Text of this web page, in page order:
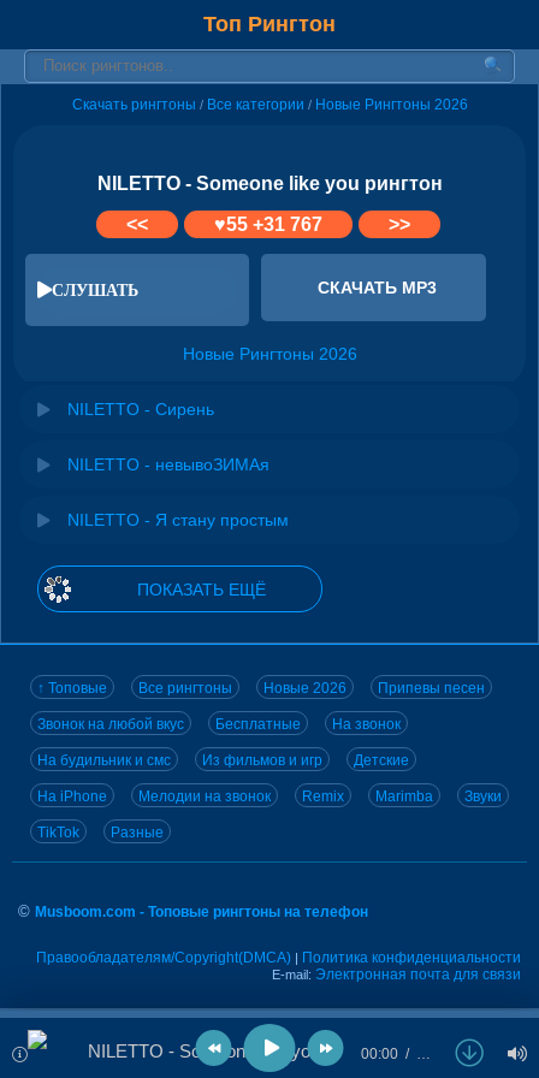
Топ Рингтон
Скачать рингтоны / Все категории / Новые Рингтоны 2026
NILETTO - Someone like you рингтон
<<
♥55 +31 767 >>
СЛУШАТЬ СКАЧАТЬ MP3
Новые Рингтоны 2026
NILETTO - Сирень
NILETTO - невывоЗИМАя
NILETTO - Я стану простым
ПОКАЗАТЬ ЕЩЁ
↑ Топовые Все рингтоны Новые 2026 Припевы песен
Звонок на любой вкус Бесплатные На звонок
На будильник и смс Из фильмов и игр Детские
На iPhone Мелодии на звонок Remix Marimba Звуки
TikTok Разные
© Musboom.com - Топовые рингтоны на телефон
Правообладателям/Copyright(DMCA) | Политика конфиденциальности
E-mail: Электронная почта для связи
NILETTO - Someone like you 00:00 …